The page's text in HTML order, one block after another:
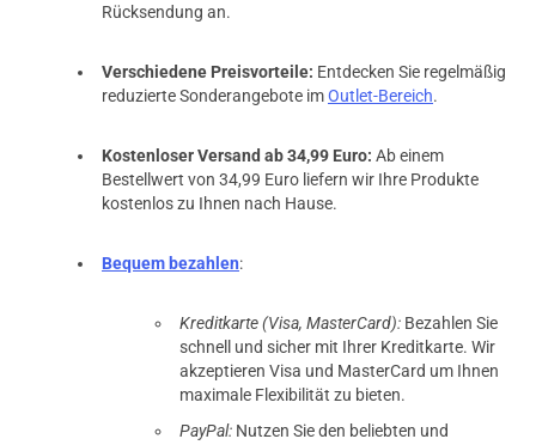
Rücksendung an.
Verschiedene Preisvorteile: Entdecken Sie regelmäßig
reduzierte Sonderangebote imOutlet-Bereich.
Kostenloser Versand ab 34,99 Euro: Ab einem
Bestellwert von 34,99 Euro liefern wir Ihre Produkte
kostenlos zu Ihnen nach Hause.
Bequem bezahlen:
Kreditkarte (Visa, MasterCard): Bezahlen Sie
schnell und sicher mit Ihrer Kreditkarte. Wir
akzeptieren Visa und MasterCard um Ihnen
maximale Flexibilität zu bieten.
PayPal: Nutzen Sie den beliebten und